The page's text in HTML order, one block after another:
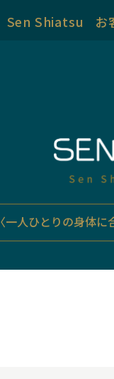
Sen Shiatsu お
〈一人ひとりの身体に